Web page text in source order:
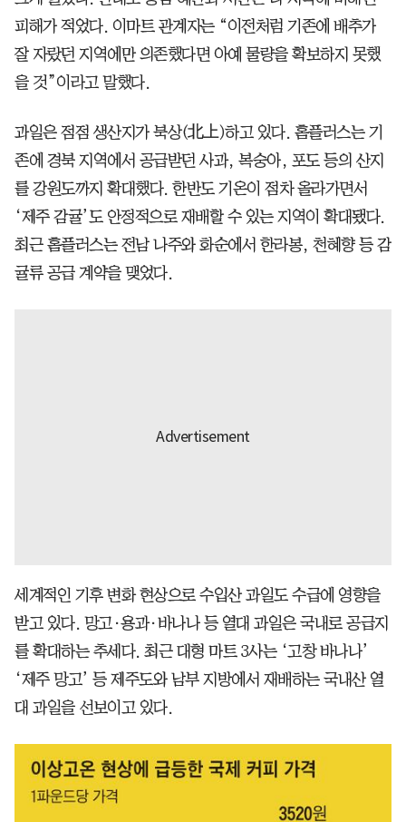
피해가 적었다. 이마트 관계자는 “이전처럼 기존에 배추가
잘 자랐던 지역에만 의존했다면 아예 물량을 확보하지 못했
을 것”이라고 말했다.
과일은 점점 생산지가 북상(北上)하고 있다. 홈플러스는 기
존에 경북 지역에서 공급받던 사과, 복숭아, 포도 등의 산지
를 강원도까지 확대했다. 한반도 기온이 점차 올라가면서
‘제주 감귤’도 안정적으로 재배할 수 있는 지역이 확대됐다.
최근 홈플러스는 전남 나주와 화순에서 한라봉, 천혜향 등 감
귤류 공급 계약을 맺었다.
세계적인 기후 변화 현상으로 수입산 과일도 수급에 영향을
받고 있다. 망고·용과·바나나 등 열대 과일은 국내로 공급지
를 확대하는 추세다. 최근 대형 마트 3사는 ‘고창 바나나’
‘제주 망고’ 등 제주도와 남부 지방에서 재배하는 국내산 열
대 과일을 선보이고 있다.